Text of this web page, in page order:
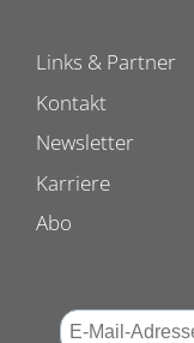
Links & Partner
Kontakt
Newsletter
Karriere
Abo